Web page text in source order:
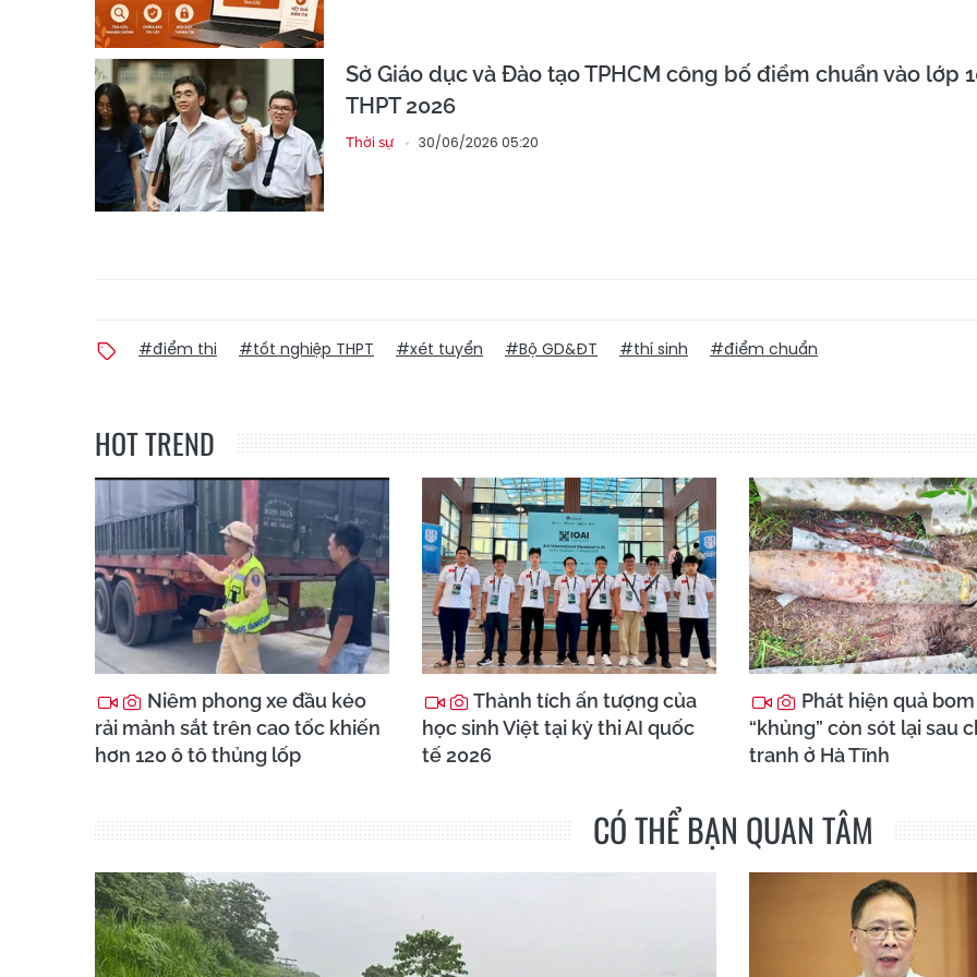
Sở Giáo dục và Đào tạo TPHCM công bố điểm chuẩn vào lớp
THPT 2026
Thời sự 30/06/2026 05:20
#điểm thi #tốt nghiệp THPT #xét tuyển #Bộ GD&ĐT #thí sinh #điểm chuẩn
HOT TREND
Niêm phong xe đầu kéo
rải mảnh sắt trên cao tốc khiến
hơn 120 ô tô thủng lốp
Thành tích ấn tượng của
học sinh Việt tại kỳ thi AI quốc
tế 2026
Phát hiện quả bom
“khủng” còn sót lại sau
tranh ở Hà Tĩnh
CÓ THỂ BẠN QUAN TÂM